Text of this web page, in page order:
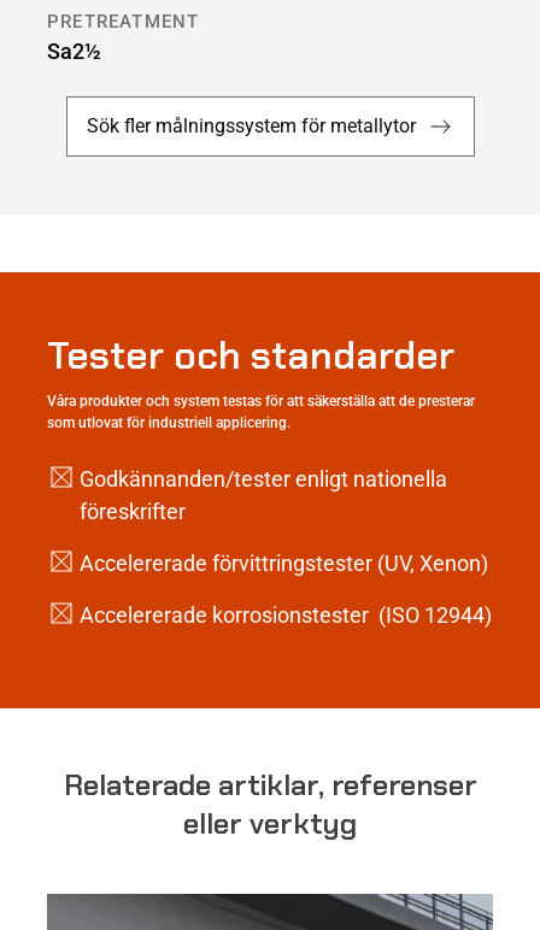
PRETREATMENT
Sa2½
Sök fler målningssystem för metallytor
Tester och standarder
Våra produkter och system testas för att säkerställa att de presterar
som utlovat för industriell applicering.
Godkännanden/tester enligt nationella
föreskrifter
Accelererade förvittringstester (UV, Xenon)
Accelererade korrosionstester (ISO 12944)
Relaterade artiklar, referenser
eller verktyg